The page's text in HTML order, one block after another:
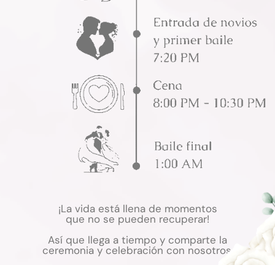
¡La vida está llena de momentos
que no se pueden recuperar!
Así que llega a tiempo y comparte la
ceremonia y celebración con nosotros.